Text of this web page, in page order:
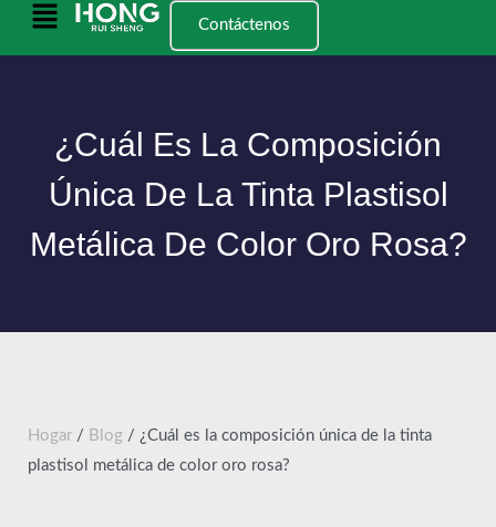
SaltarMenú
Contáctenos
¿Cuál Es La Composición
Única De La Tinta Plastisol
Metálica De Color Oro Rosa?
Hogar / Blog / ¿Cuál es la composición única de la tinta
plastisol metálica de color oro rosa?